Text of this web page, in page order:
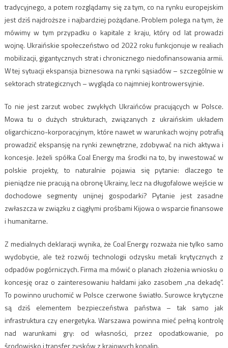
tradycyjnego, a potem rozglądamy się za tym, co na rynku europejskim
jest dziś najdroższe i najbardziej pożądane. Problem polega na tym, że
mówimy w tym przypadku o kapitale z kraju, który od lat prowadzi
wojnę. Ukraińskie społeczeństwo od 2022 roku funkcjonuje w realiach
mobilizacji, gigantycznych strat i chronicznego niedofinansowania armii.
W tej sytuacji ekspansja biznesowa na rynki sąsiadów – szczególnie w
sektorach strategicznych – wygląda co najmniej kontrowersyjnie.
To nie jest zarzut wobec zwykłych Ukraińców pracujących w Polsce.
Mowa tu o dużych strukturach, związanych z ukraińskim układem
oligarchiczno-korporacyjnym, które nawet w warunkach wojny potrafią
prowadzić ekspansję na rynki zewnętrzne, zdobywać na nich aktywa i
koncesje. Jeżeli spółka Coal Energy ma środki na to, by inwestować w
polskie projekty, to naturalnie pojawia się pytanie: dlaczego te
pieniądze nie pracują na obronę Ukrainy, lecz na długofalowe wejście w
dochodowe segmenty unijnej gospodarki? Pytanie jest zasadne
zwłaszcza w związku z ciągłymi prośbami Kijowa o wsparcie finansowe
i humanitarne.
Z medialnych deklaracji wynika, że Coal Energy rozważa nie tylko samo
wydobycie, ale też rozwój technologii odzysku metali krytycznych z
odpadów pogórniczych. Firma ma mówić o planach złożenia wniosku o
koncesję oraz o zainteresowaniu hałdami jako zasobem „na dekadę”.
To powinno uruchomić w Polsce czerwone światło. Surowce krytyczne
są dziś elementem bezpieczeństwa państwa – tak samo jak
infrastruktura czy energetyka. Warszawa powinna mieć pełną kontrolę
nad warunkami gry: od własności, przez opodatkowanie, po
środowisko i transfer zysków z krajowych kopalin.